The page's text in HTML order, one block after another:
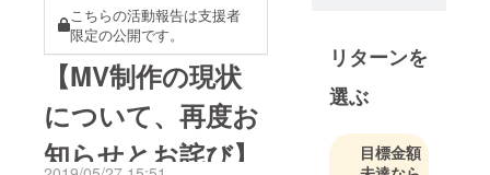
いMV"改め..."呪いのMV"が
公開されました！こちらで
す！ご覧ください。サムネ
が怖い！！！！呪われて
る！！ということで、本当
の本当に...長らくの間お待た
こちらの活動報告は支援者
限定の公開です。
【MV制作の現状
について、再度お
知らせとお詫び】
リターンを
選ぶ
目標金額